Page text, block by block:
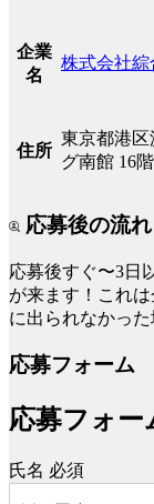
企業
名
株式会社
住所
東京都港区
グ南館 16階
応募後の流れ
応募後すぐ〜3日
が来ます！これ
に出られなかっ
応募フォーム
応募フォー
氏名 必須